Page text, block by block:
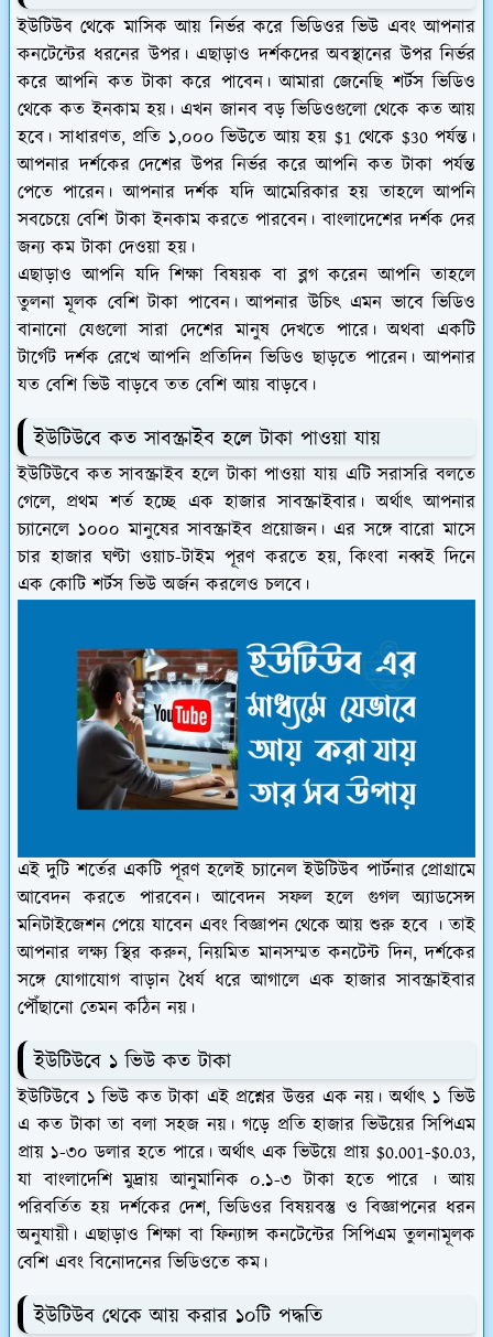
ইউটিউব থেকে মাসিক আয় নির্ভর করে ভিডিওর ভিউ এবং আপনার
কনটেন্টের ধরনের উপর। এছাড়াও দর্শকদের অবস্থানের উপর নির্ভর
করে আপনি কত টাকা করে পাবেন। আমারা জেনেছি শর্টস ভিডিও
থেকে কত ইনকাম হয়। এখন জানব বড় ভিডিওগুলো থেকে কত আয়
হবে। সাধারণত, প্রতি ১,০০০ ভিউতে আয় হয় $1 থেকে $30 পর্যন্ত।
আপনার দর্শকের দেশের উপর নির্ভর করে আপনি কত টাকা পর্যন্ত
পেতে পারেন। আপনার দর্শক যদি আমেরিকার হয় তাহলে আপনি
সবচেয়ে বেশি টাকা ইনকাম করতে পারবেন। বাংলাদেশের দর্শক দের
জন‍্য কম টাকা দেওয়া হয়।
এছাড়াও আপনি যদি শিক্ষা বিষয়ক বা ব্লগ করেন আপনি তাহলে
তুলনা মূলক বেশি টাকা পাবেন। আপনার উচিৎ এমন ভাবে ভিডিও
বানানো যেগুলো সারা দেশের মানুষ দেখতে পারে। অথবা একটি
টার্গেট দর্শক রেখে আপনি প্রতিদিন ভিডিও ছাড়তে পারেন। আপনার
যত বেশি ভিউ বাড়বে তত বেশি আয় বাড়বে।
ইউটিউবে কত সাবস্ক্রাইব হলে টাকা পাওয়া যায়
ইউটিউবে কত সাবস্ক্রাইব হলে টাকা পাওয়া যায় এটি সরাসরি বলতে
গেলে, প্রথম শর্ত হচ্ছে এক হাজার সাবস্ক্রাইবার। অর্থাৎ আপনার
চ‍্যানেলে ১০০০ মানুষের সাবস্ক্রাইব প্রয়োজন। এর সঙ্গে বারো মাসে
চার হাজার ঘণ্টা ওয়াচ-টাইম পূরণ করতে হয়, কিংবা নব্বই দিনে
এক কোটি শর্টস ভিউ অর্জন করলেও চলবে।
এই দুটি শর্তের একটি পূরণ হলেই চ্যানেল ইউটিউব পার্টনার প্রোগ্রামে
আবেদন করতে পারবেন। আবেদন সফল হলে গুগল অ্যাডসেন্স
মনিটাইজেশন পেয়ে যাবেন এবং বিজ্ঞাপন থেকে আয় শুরু হবে । তাই
আপনার লক্ষ্য স্থির করুন, নিয়মিত মানসম্মত কনটেন্ট দিন, দর্শকের
সঙ্গে যোগাযোগ বাড়ান ধৈর্য ধরে আগালে এক হাজার সাবস্ক্রাইবার
পৌঁছানো তেমন কঠিন নয়।
ইউটিউবে ১ ভিউ কত টাকা
ইউটিউবে ১ ভিউ কত টাকা এই প্রশ্নের উত্তর এক নয়। অর্থাৎ ১ ভিউ
এ কত টাকা তা বলা সহজ নয়। গড়ে প্রতি হাজার ভিউয়ের সিপিএম
প্রায় ১-৩০ ডলার হতে পারে। অর্থাৎ এক ভিউয়ে প্রায় $0.001-$0.03,
যা বাংলাদেশি মুদ্রায় আনুমানিক ০.১-৩ টাকা হতে পারে । আয়
পরিবর্তিত হয় দর্শকের দেশ, ভিডিওর বিষয়বস্তু ও বিজ্ঞাপনের ধরন
অনুযায়ী। এছাড়াও শিক্ষা বা ফিন্যান্স কনটেন্টের সিপিএম তুলনামূলক
বেশি এবং বিনোদনের ভিডিওতে কম।
ইউটিউব থেকে আয় করার ১০টি পদ্ধতি